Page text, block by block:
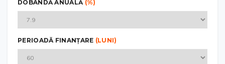
DOBÂNDĂ ANUALĂ (%)
PERIOADĂ FINANȚARE (LUNI)